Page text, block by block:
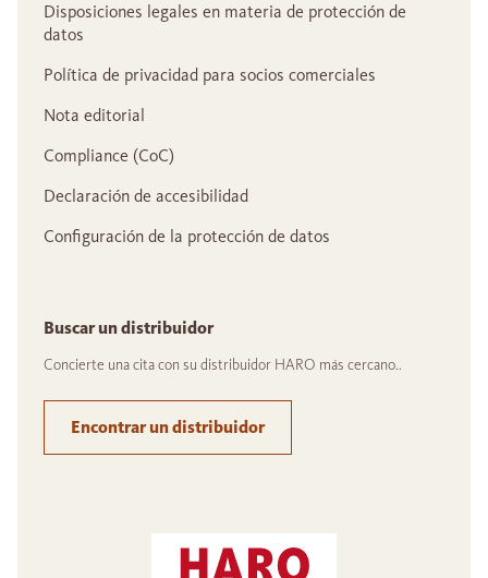
Disposiciones legales en materia de protección de
datos
Política de privacidad para socios comerciales
Nota editorial
Compliance (CoC)
Declaración de accesibilidad
Configuración de la protección de datos
Buscar un distribuidor
Concierte una cita con su distribuidor HARO más cercano..
Encontrar un distribuidor